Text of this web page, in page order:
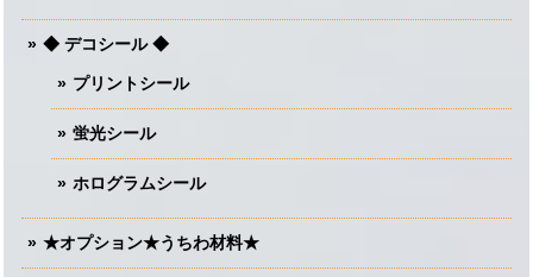
◆ デコシール ◆
プリントシール
蛍光シール
ホログラムシール
★オプション★うちわ材料★